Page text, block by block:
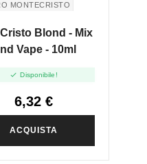
MONTECRISTO
Blond - Mix
Vape - 10ml
 Disponibile!
6,32 €
ACQUISTA